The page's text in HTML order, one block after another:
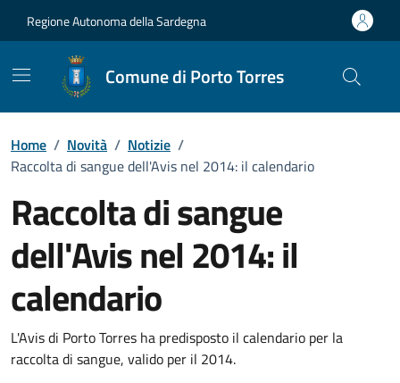
Regione Autonoma della Sardegna
Comune di Porto Torres
Home / Novità / Notizie /
Raccolta di sangue dell'Avis nel 2014: il calendario
Raccolta di sangue
dell'Avis nel 2014: il
calendario
Dettagli della notizia
L'Avis di Porto Torres ha predisposto il calendario per la
raccolta di sangue, valido per il 2014.